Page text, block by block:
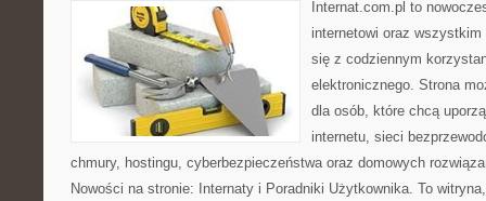
Internat.com.pl to
internetowi oraz
się z codziennym
elektronicznego. Strona
dla osób, które chcą
internetu, sieci
chmury, hostingu, cyberbezpieczeństwa oraz domowych
Nowości na stronie: Internaty i Poradniki Użytkownika. To